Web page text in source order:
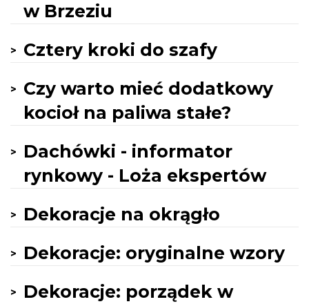
w Brzeziu
Cztery kroki do szafy
Czy warto mieć dodatkowy
kocioł na paliwa stałe?
Dachówki - informator
rynkowy - Loża ekspertów
Dekoracje na okrągło
Dekoracje: oryginalne wzory
Dekoracje: porządek w